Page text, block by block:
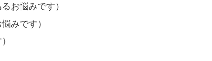
お悩みです）
みです）